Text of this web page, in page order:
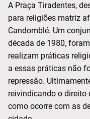
A Praça Tiradentes,
para religiões matriz
Candomblé. Um
década de 1980,
realizam práticas
a essas práticas não
repressão.
reivindicando o direito
como ocorre com as